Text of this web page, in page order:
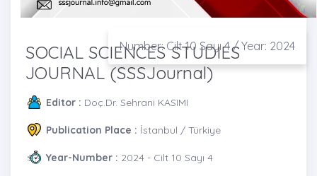
Number: Cilt 10 Sayı 4 / Year: 2024
SOCIAL SCIENCES STUDIES
JOURNAL (SSSJournal)
Editor : Doç.Dr. Sehrani KASIMI
Publication Place : İstanbul / Türkiye
Year-Number : 2024 - Cilt 10 Sayı 4